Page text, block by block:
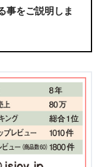
事をご説明しま